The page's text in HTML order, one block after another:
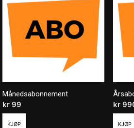
Månedsabonnement
kr 99
KJØP
kr
KJØP